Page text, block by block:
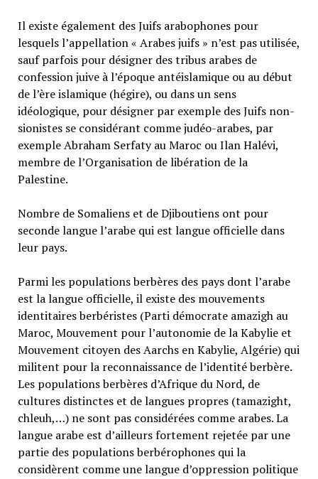
Il existe également des Juifs arabophones pour
lesquels l’appellation « Arabes juifs » n’est pas utilisée,
sauf parfois pour désigner des tribus arabes de
confession juive à l’époque antéislamique ou au début
de l’ère islamique (hégire), ou dans un sens
idéologique, pour désigner par exemple des Juifs non-
sionistes se considérant comme judéo-arabes, par
exemple Abraham Serfaty au Maroc ou Ilan Halévi,
membre de l’Organisation de libération de la
Palestine.
Nombre de Somaliens et de Djiboutiens ont pour
seconde langue l’arabe qui est langue officielle dans
leur pays.
Parmi les populations berbères des pays dont l’arabe
est la langue officielle, il existe des mouvements
identitaires berbéristes (Parti démocrate amazigh au
Maroc, Mouvement pour l’autonomie de la Kabylie et
Mouvement citoyen des Aarchs en Kabylie, Algérie) qui
militent pour la reconnaissance de l’identité berbère.
Les populations berbères d’Afrique du Nord, de
cultures distinctes et de langues propres (tamazight,
chleuh,…) ne sont pas considérées comme arabes. La
langue arabe est d’ailleurs fortement rejetée par une
partie des populations berbérophones qui la
considèrent comme une langue d’oppression politique